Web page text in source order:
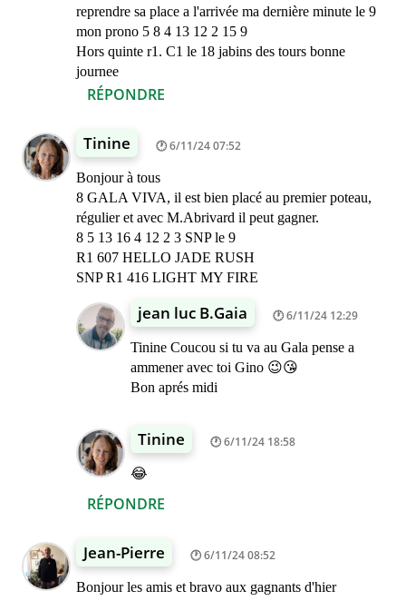
reprendre sa place a l'arrivée ma dernière minute le 9
mon prono 5 8 4 13 12 2 15 9
Hors quinte r1. C1 le 18 jabins des tours bonne
journee
RÉPONDRE
Tinine 6/11/24 07:52
Bonjour à tous
8 GALA VIVA, il est bien placé au premier poteau,
régulier et avec M.Abrivard il peut gagner.
8 5 13 16 4 12 2 3 SNP le 9
R1 607 HELLO JADE RUSH
SNP R1 416 LIGHT MY FIRE
RÉPONDRE
jean luc B.Gaia 6/11/24 12:29
Tinine Coucou si tu va au Gala pense a
ammener avec toi Gino 😉😘
Bon aprés midi
Tinine 6/11/24 18:58
😂
Jean-Pierre 6/11/24 08:52
Bonjour les amis et bravo aux gagnants d'hier